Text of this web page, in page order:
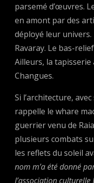
parsemé d’œuvres.
en amont par des
déployé leur univers.
Ravaray. Le bas-
Ailleurs, la
Changues.
Si l’architecture,
rappelle le whare
guerrier venu de
plusieurs combats
les reflets du soleil
nom m’a été donné
l’association culturelle